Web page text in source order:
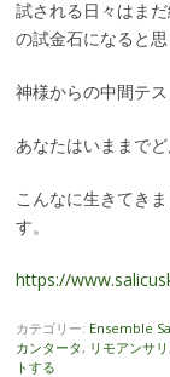
試される日々はま
の試金石になると思
神様からの中間テス
あなたはいままで
こんなに生きてき
す。
https://
カテゴリー: Ensemble
カンタータ , リモアンサリ
トする